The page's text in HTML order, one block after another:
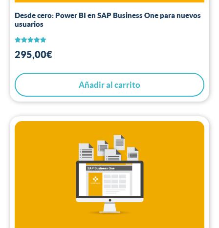
Desde cero: Power BI en SAP Business One para nuevos
usuarios
con
5.00
295,00€
Añadir al carrito